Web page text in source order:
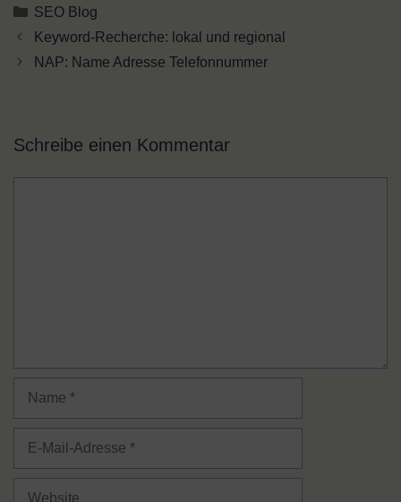
Kategorien
SEO Blog
Keyword-Recherche: lokal und regional
NAP: Name Adresse Telefonnummer
Schreibe einen Kommentar
Name
Website